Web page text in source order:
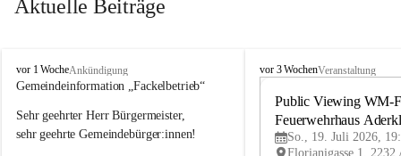
Aktuelle Beiträge
A
d
r
k
vor 1 WocheAnkündigung
Gemeindeinformation „Fackelbetrieb“
Sehr geehrter Herr Bürgermeister,
sehr geehrte Gemeindebürger:innen!
A
vor 3 WochenVeranstaltung
Public Viewing WM-
Feuerwehrhaus
So., 19. Juli 2026,